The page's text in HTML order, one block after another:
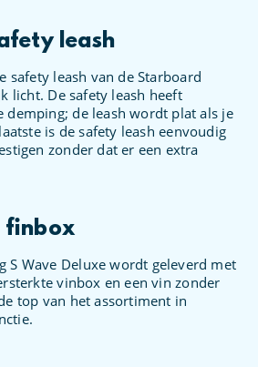
leash
safety leash van de Starboard
licht. De safety leash heeft
demping; de leash wordt plat als je
is de safety leash eenvoudig
zonder dat er een extra
finbox
S Wave Deluxe wordt geleverd met
vinbox en een vin zonder
top van het assortiment in